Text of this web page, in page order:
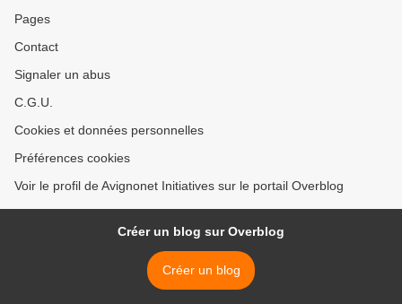
Pages
Contact
Signaler un abus
C.G.U.
Cookies et données personnelles
Préférences cookies
Voir le profil de Avignonet Initiatives sur le portail Overblog
Créer un blog sur Overblog
Créer un blog